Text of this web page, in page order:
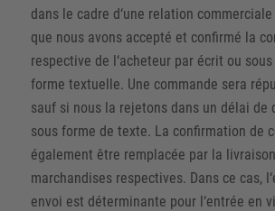
dans le cadre d‘une relation
que nous avons accepté et confirmé la
respective de l‘acheteur par écrit ou
forme textuelle. Une commande sera
sauf si nous la rejetons dans un délai de
sous forme de texte. La confirmation de
également être remplacée par la
marchandises respectives. Dans ce cas,
envoi est déterminante pour l‘entrée en